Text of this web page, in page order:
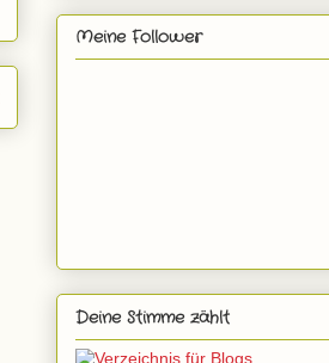
Meine Follower
Deine Stimme zählt